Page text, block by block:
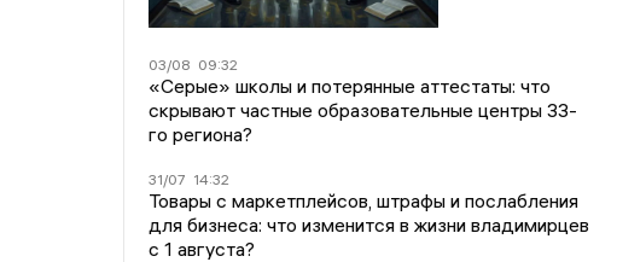
03/08 09:32
«Серые» школы и потерянные аттестаты: что
скрывают частные образовательные центры 33-
го региона?
31/07 14:32
Товары с маркетплейсов, штрафы и послабления
для бизнеса: что изменится в жизни владимирцев
с 1 августа?